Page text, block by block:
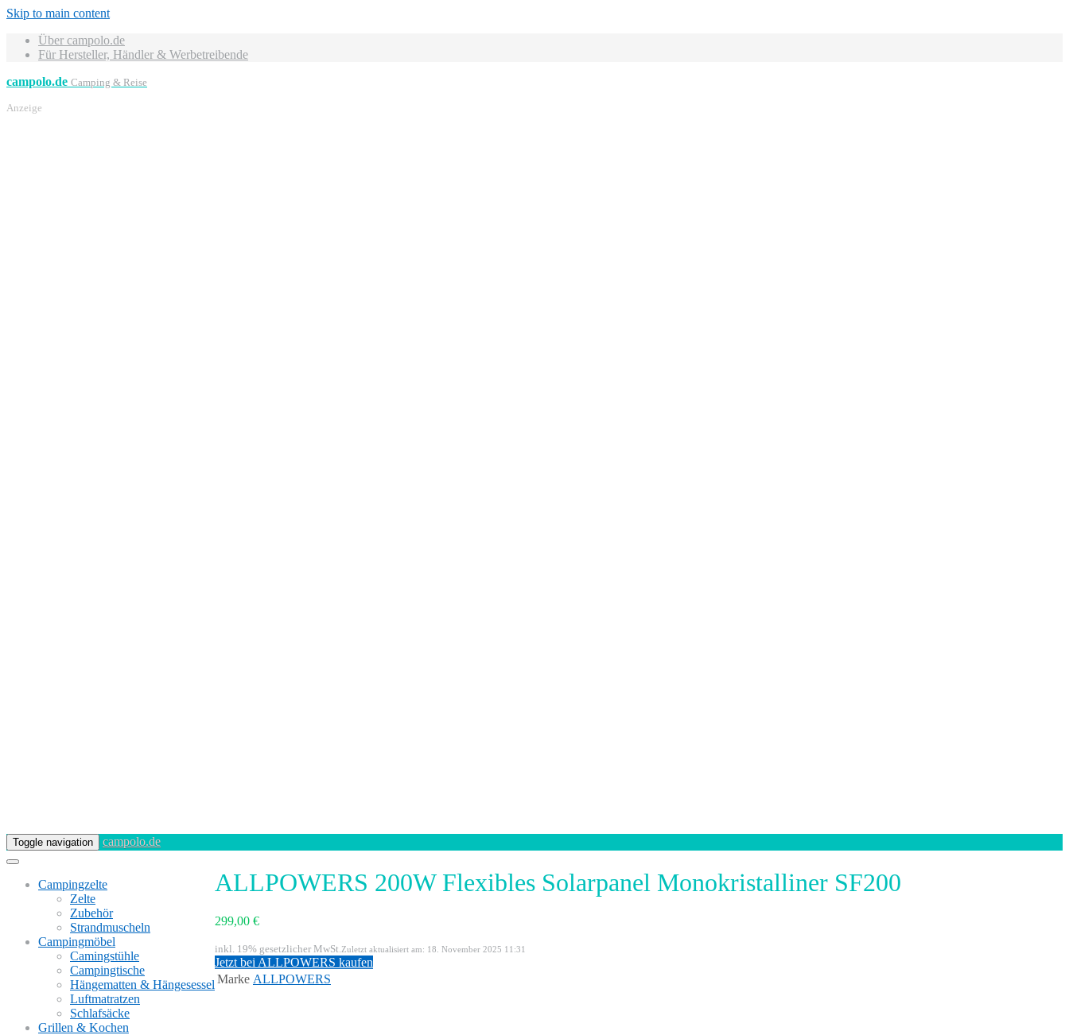
Skip to main content
Über campolo.de
Für Hersteller, Händler & Werbetreibende
campolo.de Camping & Reise
Anzeige
Toggle navigation campolo.de
Campingzelte
Zelte
Zubehör
Strandmuscheln
Campingmöbel
Camingstühle
Campingtische
Hängematten & Hängesessel
Luftmatratzen
Schlafsäcke
Grillen & Kochen
ALLPOWERS 200W Flexibles Solarpanel Monokristalliner SF200
299,00 €
inkl. 19% gesetzlicher MwSt.Zuletzt aktualisiert am: 18. November 2025 11:31
Jetzt bei ALLPOWERS kaufen
Marke ALLPOWERS